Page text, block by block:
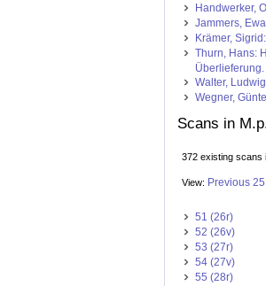
Handwerker,
Jammers,
Krämer,
Thurn, Hans:
Überlieferung.
Walter,
Wegner,
Scans in
372 existing scans
View: Previous 25
51 (26r)
52 (26v)
53 (27r)
54 (27v)
55 (28r)